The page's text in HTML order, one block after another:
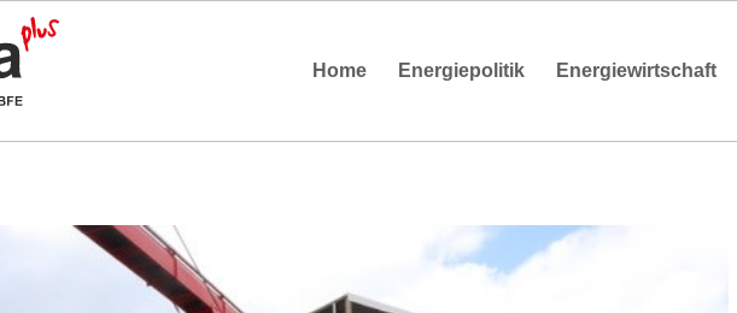
Home Energiepolitik Energiewirtschaft